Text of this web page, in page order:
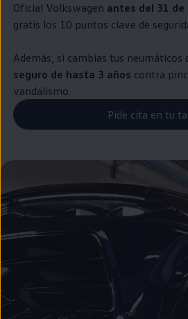
Oficial Volkswagen antes del 31 de
gratis los 10 puntos clave de
Además, si cambias tus neumáticos
seguro de hasta 3 años contra
vandalismo.
Pide cita en tu